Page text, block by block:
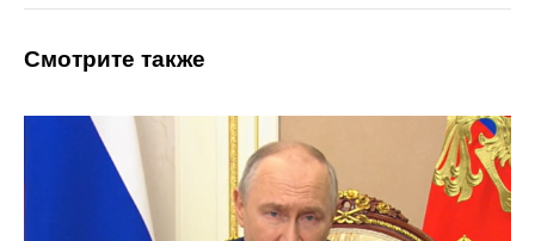
Смотрите также